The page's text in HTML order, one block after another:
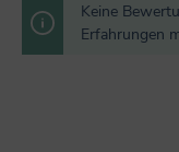
Keine
Erfahrungen